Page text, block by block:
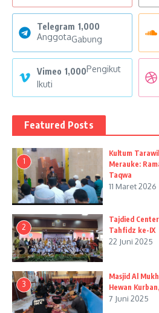
Telegram 1,000
AnggotaGabung
Vimeo 1,000Pengikut
Ikuti
Featured Posts
1
Kultum
Merauke:
Taqwa
11 Maret 2026
2
Tajdied
Tahfidz ke-IX
22 Juni 2025
3
Masjid Al
Hewan
7 Juni 2025